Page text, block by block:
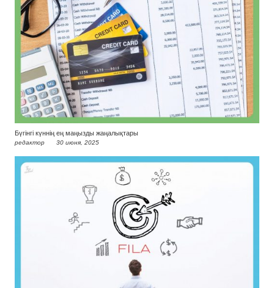
Бүгінгі күннің ең маңызды жаңалықтары
редактор 30 июня, 2025